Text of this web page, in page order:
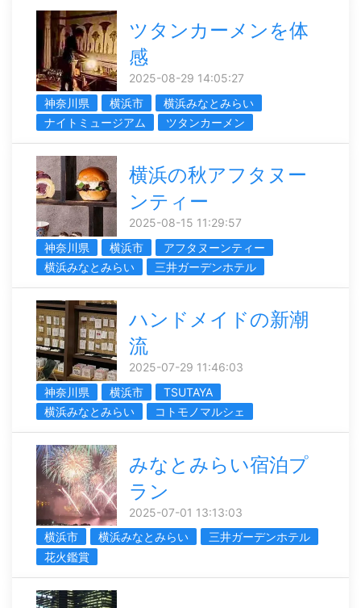
ツタンカーメンを体
感
2025-08-29 14:05:27
神奈川県
横浜市
横浜みなとみらい
ナイトミュージアム
ツタンカーメン
横浜の秋アフタヌー
ンティー
2025-08-15 11:29:57
神奈川県
横浜市
アフタヌーンティー
横浜みなとみらい
三井ガーデンホテル
ハンドメイドの新潮
流
2025-07-29 11:46:03
神奈川県
横浜市
TSUTAYA
横浜みなとみらい
コトモノマルシェ
みなとみらい宿泊プ
ラン
2025-07-01 13:13:03
横浜市
横浜みなとみらい
三井ガーデンホテル
花火鑑賞